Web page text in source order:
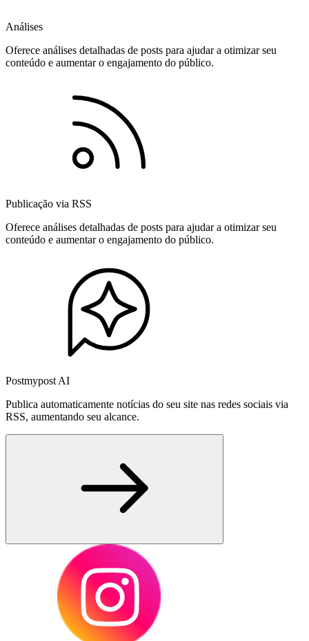
Análises
Oferece análises detalhadas de posts para ajudar a otimizar seu
conteúdo e aumentar o engajamento do público.
Publicação via RSS
Oferece análises detalhadas de posts para ajudar a otimizar seu
conteúdo e aumentar o engajamento do público.
Postmypost AI
Publica automaticamente notícias do seu site nas redes sociais via
RSS, aumentando seu alcance.